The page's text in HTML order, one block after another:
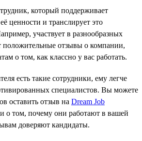
который поддерживает
ценности и транслирует это
участвует в разнообразных
положительные отзывы о компании,
о том, как классно у вас работать.
есть такие сотрудники, ему легче
специалистов. Вы можете
оставить отзыв на Dream Job
о том, почему они работают в вашей
доверяют кандидаты.